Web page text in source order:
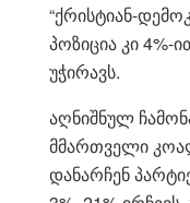
“ქრისტიან-
პოზიცია კი
უჭირავს.
აღნიშნულ
მმართველი
დანარჩენ